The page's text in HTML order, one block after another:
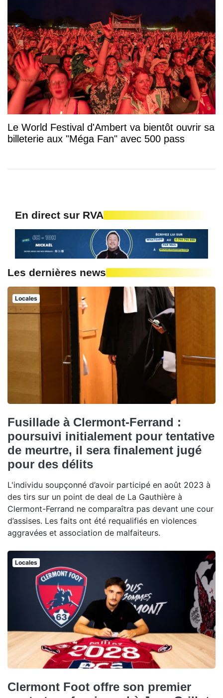
Le World Festival d'Ambert va bientôt ouvrir sa
billeterie aux "Méga Fan" avec 500 pass
En direct sur RVA
Les dernières news
Locales
Fusillade à Clermont-Ferrand :
poursuivi initialement pour tentative
de meurtre, il sera finalement jugé
pour des délits
L'individu soupçonné d’avoir participé en août 2023 à
des tirs sur un point de deal de La Gauthière à
Clermont-Ferrand ne comparaîtra pas devant une cour
d’assises. Les faits ont été requalifiés en violences
aggravées et association de malfaiteurs.
Locales
Clermont Foot offre son premier